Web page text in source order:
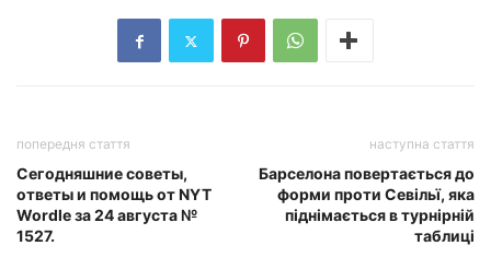
попередня стаття
Сегодняшние советы,
ответы и помощь от NYT
Wordle за 24 августа №
1527.
наступна стаття
Барселона повертається до
форми проти Севільї, яка
піднімається в турнірній
таблиці